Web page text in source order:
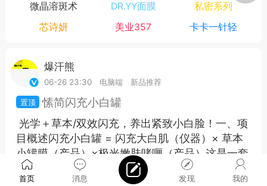
首页 消息 发现 我的
微晶溶斑术
DR.YY面膜
私密系列
芯诗妍
美业357 卡卡一针轻
爆汗熊
06-26 23:30
电脑端 新品推荐
愫简闪充小白罐
光学＋草本/双效闪充，养出紧致小白脸！一、项
目概述闪充小白罐 = 闪充大白肌（仪器）× 草本
小罐膜（产品）×极光嫩肤啫喱（产品）这是一套
“先光疗修护...